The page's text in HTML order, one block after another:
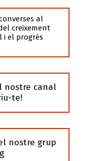
al
creixement
i el progrés
nostre canal
te!
nostre grup